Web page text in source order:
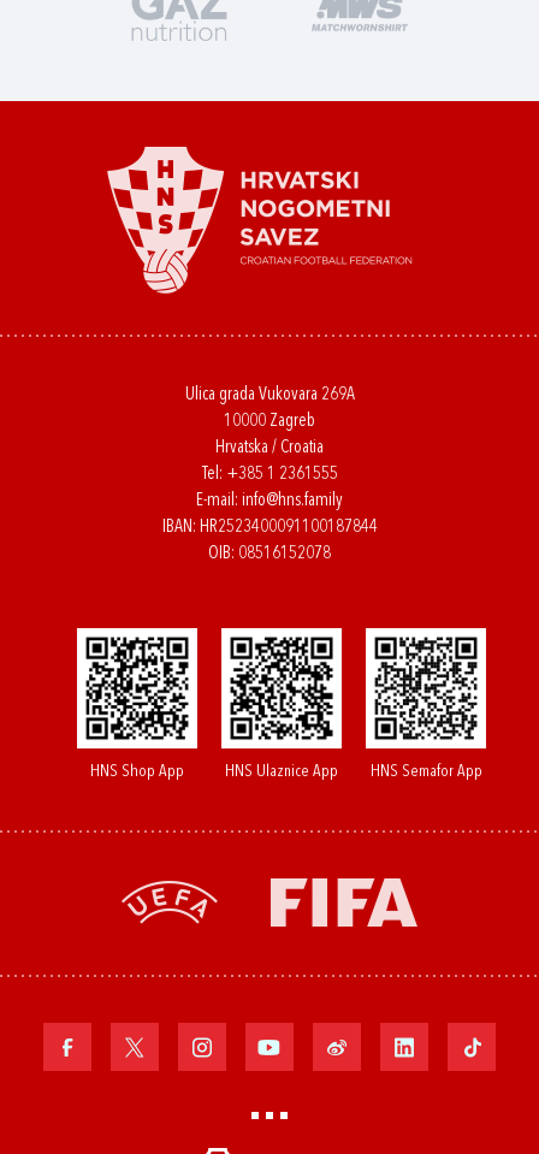
Ulica grada Vukovara 269A
10000 Zagreb
Hrvatska / Croatia
Tel: +385 1 2361555
E-mail: info@hns.family
IBAN: HR2523400091100187844
OIB: 08516152078
HNS Shop App HNS Ulaznice App HNS Semafor App